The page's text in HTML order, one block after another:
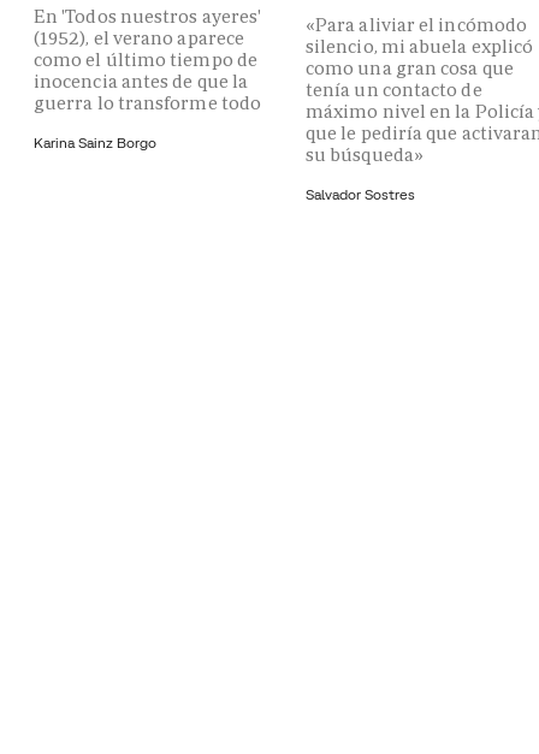
En 'Todos nuestros ayeres'
(1952), el verano aparece
como el último tiempo de
inocencia antes de que la
guerra lo transforme todo
Karina Sainz Borgo
«Para aliviar el incómodo
silencio, mi abuela explicó
como una gran cosa que
tenía un contacto de
máximo nivel en la Policía
que le pediría que
su búsqueda»
Salvador Sostres